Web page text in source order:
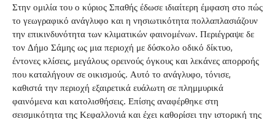
Στην ομιλία του ο κύριος Σπαθής έδωσε ιδιαίτερη έμφαση στο πώς
το γεωγραφικό ανάγλυφο και η νησιωτικότητα πολλαπλασιάζουν
την επικινδυνότητα των κλιματικών φαινομένων. Περιέγραψε δε
τον Δήμο Σάμης ως μια περιοχή με δύσκολο οδικό δίκτυο,
έντονες κλίσεις, μεγάλους ορεινούς όγκους και λεκάνες απορροής
που καταλήγουν σε οικισμούς. Αυτό το ανάγλυφο, τόνισε,
καθιστά την περιοχή εξαιρετικά ευάλωτη σε πλημμυρικά
φαινόμενα και κατολισθήσεις. Επίσης αναφέρθηκε στη
σεισμικότητα της Κεφαλλονιά και έχει καθορίσει την ιστορική της